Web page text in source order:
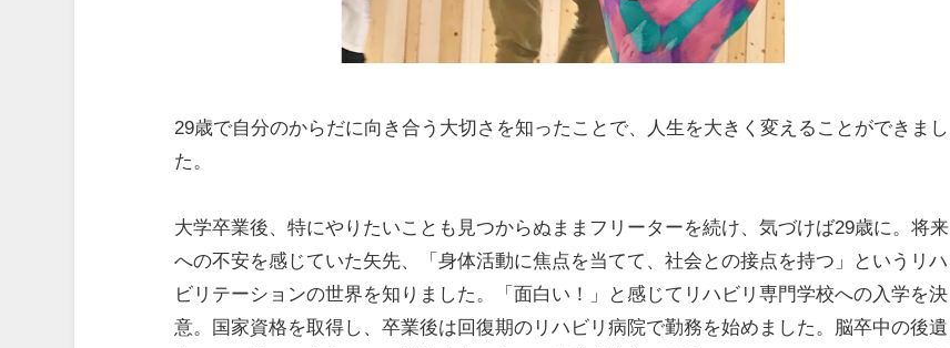
29歳で自分のからだに向き合う大切さを知ったことで、人生を大きく変えることができまし
た。
大学卒業後、特にやりたいことも見つからぬままフリーターを続け、気づけば29歳に。将来
への不安を感じていた矢先、「身体活動に焦点を当てて、社会との接点を持つ」というリハ
ビリテーションの世界を知りました。「面白い！」と感じてリハビリ専門学校への入学を決
意。国家資格を取得し、卒業後は回復期のリハビリ病院で勤務を始めました。脳卒中の後遺